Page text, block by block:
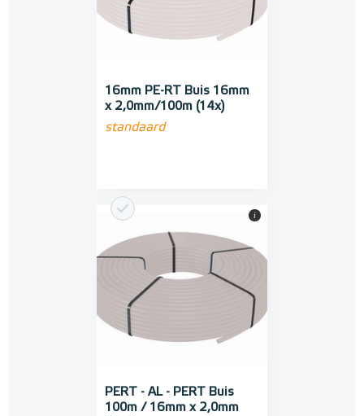
16mm PE-RT Buis 16mm
x 2,0mm/100m (14x)
standaard
PERT - AL - PERT Buis
100m / 16mm x 2,0mm
i